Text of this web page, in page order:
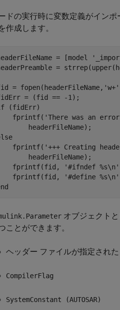
ドの実行時に変数定義がイン
作成します。
= [model
=
= fopen(headerFileName, 'w+'
(fidErr)
fprintf(
'There was an
fprintf(
'+++ Creating
headerFileName);
fprintf(fid,
'#ifndef %s\n'
fprintf(fid,
'#define %s\n'
オブジェクト
ことができます。
ヘッダー ファイルが指定された
CompilerFlag
SystemConstant (AUTOSAR)